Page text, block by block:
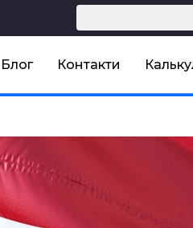
Блог Контакти